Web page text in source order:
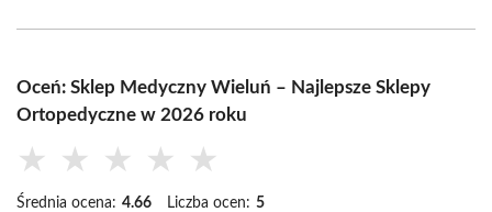
Oceń: Sklep Medyczny Wieluń – Najlepsze Sklepy
Ortopedyczne w 2026 roku
★ ★ ★ ★ ★
Średnia ocena: 4.66 Liczba ocen: 5